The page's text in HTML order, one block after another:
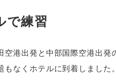
で練習
空港出発と中部国際空港出
もなくホテルに到着しました。